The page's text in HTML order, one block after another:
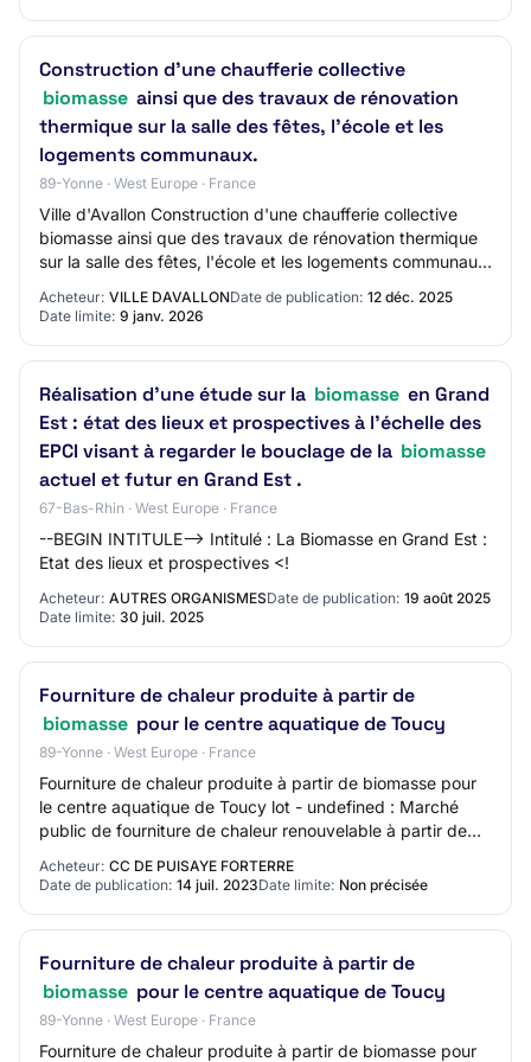
Construction d'une chaufferie collective
biomasse ainsi que des travaux de rénovation
thermique sur la salle des fêtes, l'école et les
logements communaux.
89-Yonne · West Europe · France
Ville d'Avallon Construction d'une chaufferie collective
biomasse ainsi que des travaux de rénovation thermique
sur la salle des fêtes, l'école et les logements communaux.
Acheteur: VILLE DAVALLONDate de publication: 12 déc. 2025
Date limite: 9 janv. 2026
Réalisation d’une étude sur la biomasse en Grand
Est : état des lieux et prospectives à l'échelle des
EPCI visant à regarder le bouclage de la biomasse
actuel et futur en Grand Est .
67-Bas-Rhin · West Europe · France
--BEGIN INTITULE--> Intitulé : La Biomasse en Grand Est :
Etat des lieux et prospectives <!
Acheteur: AUTRES ORGANISMESDate de publication: 19 août 2025
Date limite: 30 juil. 2025
Fourniture de chaleur produite à partir de
biomasse pour le centre aquatique de Toucy
89-Yonne · West Europe · France
Fourniture de chaleur produite à partir de biomasse pour
le centre aquatique de Toucy lot - undefined : Marché
public de fourniture de chaleur renouvelable à partir de
Acheteur: CC DE PUISAYE FORTERRE
Date de publication: 14 juil. 2023Date limite: Non précisée
Fourniture de chaleur produite à partir de
biomasse pour le centre aquatique de Toucy
89-Yonne · West Europe · France
Fourniture de chaleur produite à partir de biomasse pour